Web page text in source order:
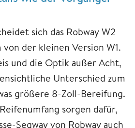
sich das Robway W2
der kleinen Version W1.
und die Optik außer Acht,
Unterschied zum
größere 8-Zoll-Bereifung.
sorgen dafür,
Segway von Robway auch